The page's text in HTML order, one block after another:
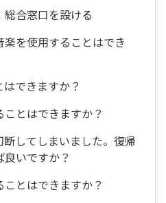
合窓口を設ける
を使用することはでき
できますか？
とはできますか？
断してしまいました。復帰
いですか？
とはできますか？